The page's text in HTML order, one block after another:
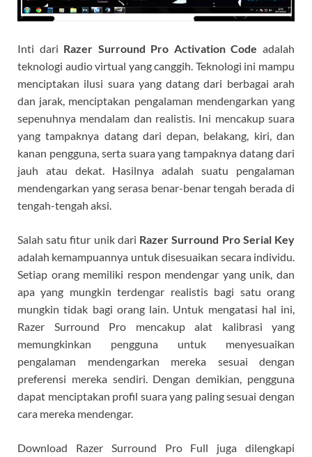
Inti dari Razer Surround Pro Activation Code adalah
teknologi audio virtual yang canggih. Teknologi ini mampu
menciptakan ilusi suara yang datang dari berbagai arah
dan jarak, menciptakan pengalaman mendengarkan yang
sepenuhnya mendalam dan realistis. Ini mencakup suara
yang tampaknya datang dari depan, belakang, kiri, dan
kanan pengguna, serta suara yang tampaknya datang dari
jauh atau dekat. Hasilnya adalah suatu pengalaman
mendengarkan yang serasa benar-benar tengah berada di
tengah-tengah aksi.
Salah satu fitur unik dari Razer Surround Pro Serial Key
adalah kemampuannya untuk disesuaikan secara individu.
Setiap orang memiliki respon mendengar yang unik, dan
apa yang mungkin terdengar realistis bagi satu orang
mungkin tidak bagi orang lain. Untuk mengatasi hal ini,
Razer Surround Pro mencakup alat kalibrasi yang
memungkinkan pengguna untuk menyesuaikan
pengalaman mendengarkan mereka sesuai dengan
preferensi mereka sendiri. Dengan demikian, pengguna
dapat menciptakan profil suara yang paling sesuai dengan
cara mereka mendengar.
Download Razer Surround Pro Full juga dilengkapi